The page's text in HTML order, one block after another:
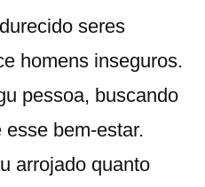
seres
homens inseguros.
pessoa, buscando
bem-estar.
arrojado quanto